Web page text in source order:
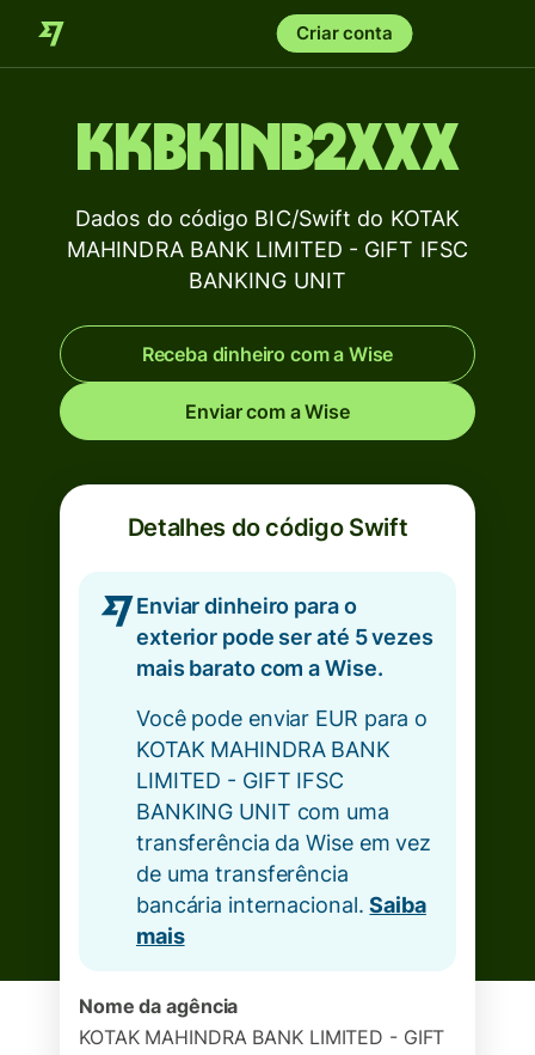
Criar conta
KKBKINB2XXX
Dados do código BIC/Swift do KOTAK
MAHINDRA BANK LIMITED - GIFT IFSC
BANKING UNIT
Receba dinheiro com a Wise
Enviar com a Wise
Detalhes do código Swift
Enviar dinheiro para o
exterior pode ser até 5 vezes
mais barato com a Wise.
Você pode enviar EUR para o
KOTAK MAHINDRA BANK
LIMITED - GIFT IFSC
BANKING UNIT com uma
transferência da Wise em vez
de uma transferência
bancária internacional.Saiba
mais
Nome da agência
KOTAK MAHINDRA BANK LIMITED - GIFT